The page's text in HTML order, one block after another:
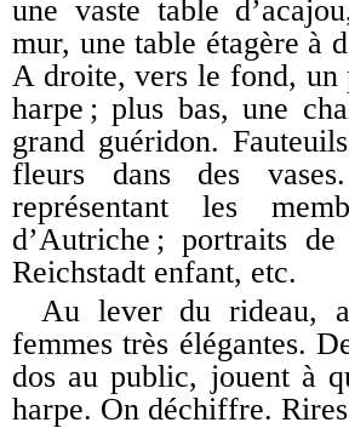
une vaste table
mur, une table étagère à
A droite, vers le fond, un
harpe ; plus bas, une
grand guéridon.
fleurs dans des
représentant les
d’Autriche ; portraits
Reichstadt enfant, etc.
Au lever du rideau,
femmes très élégantes.
dos au public, jouent à
harpe. On déchiffre.